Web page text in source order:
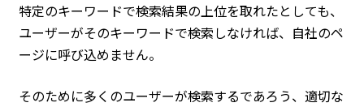
特定のキーワードで検索結果の上位を取れたとしても、
ユーザーがそのキーワードで検索しなければ、自社のペ
ージに呼び込めません。
そのために多くのユーザーが検索するであろう、適切な